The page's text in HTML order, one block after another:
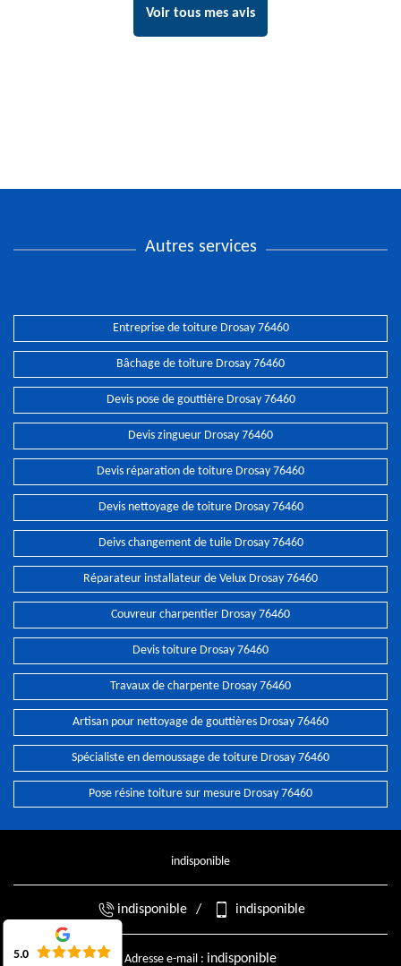
Voir tous mes avis
Autres services
Entreprise de toiture Drosay 76460
Bâchage de toiture Drosay 76460
Devis pose de gouttière Drosay 76460
Devis zingueur Drosay 76460
Devis réparation de toiture Drosay 76460
Devis nettoyage de toiture Drosay 76460
Deivs changement de tuile Drosay 76460
Réparateur installateur de Velux Drosay 76460
Couvreur charpentier Drosay 76460
Devis toiture Drosay 76460
Travaux de charpente Drosay 76460
Artisan pour nettoyage de gouttières Drosay 76460
Spécialiste en demoussage de toiture Drosay 76460
Pose résine toiture sur mesure Drosay 76460
indisponible
indisponible / indisponible
Adresse e-mail : indisponible
5.0